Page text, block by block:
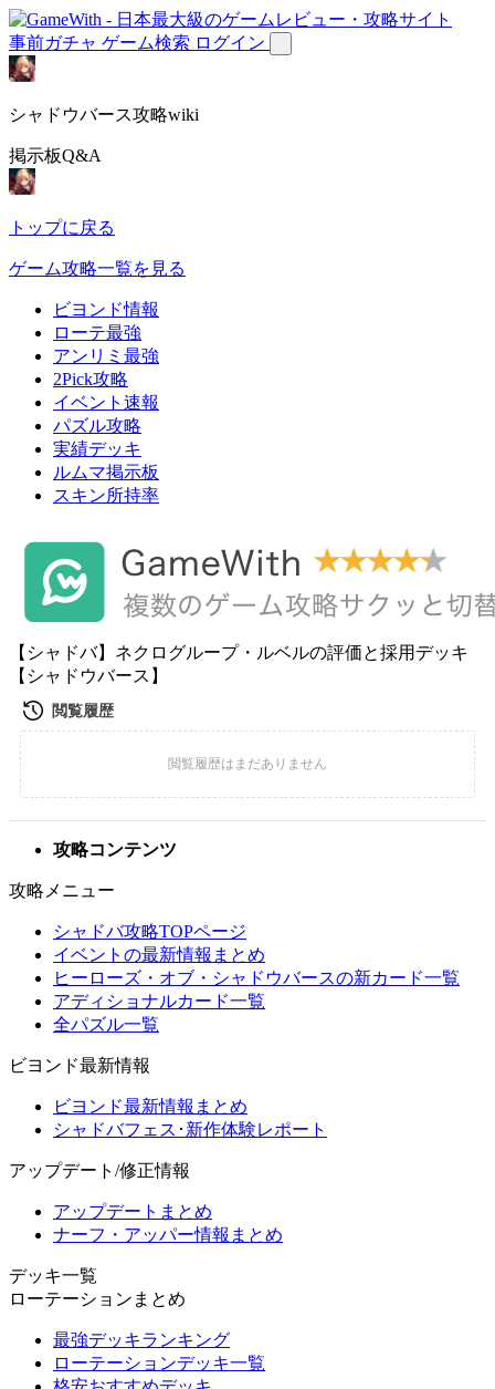
事前ガチャ ゲーム検索 ログイン
シャドウバース攻略wiki
掲示板Q&A
トップに戻る
ゲーム攻略一覧を見る
ビヨンド情報
ローテ最強
アンリミ最強
2Pick攻略
イベント速報
パズル攻略
実績デッキ
ルムマ掲示板
スキン所持率
【シャドバ】ネクログループ・ルベルの評価と採用デッキ
【シャドウバース】
攻略コンテンツ
攻略メニュー
シャドバ攻略TOPページ
イベントの最新情報まとめ
ヒーローズ・オブ・シャドウバースの新カード一覧
アディショナルカード一覧
全パズル一覧
ビヨンド最新情報
ビヨンド最新情報まとめ
シャドバフェス･新作体験レポート
アップデート/修正情報
アップデートまとめ
ナーフ・アッパー情報まとめ
デッキ一覧
ローテーションまとめ
最強デッキランキング
ローテーションデッキ一覧